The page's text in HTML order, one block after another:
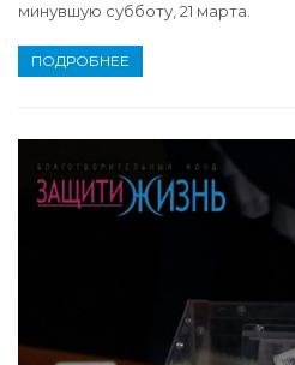
минувшую субботу, 21 марта.
ПОДРОБНЕЕ